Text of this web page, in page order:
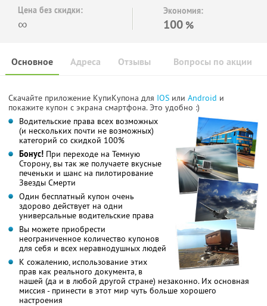
Цена без скидки:
∞
Экономия:
100 %
Основное Отзывы Вопросы по акции
Адреса
Скачайте приложение КупиКупона для IOS или Android и
покажите купон с экрана смартфона. Это удобно :)
Водительские права всех возможных
(и нескольких почти не возможных)
категорий со скидкой 100%
Бонус! При переходе на Темную
Сторону, вы так же получаете вкусные
печеньки и шанс на пилотирование
Звезды Смерти
Один бесплатный купон очень
здорово действует на одни
универсальные водительские права
Вы можете приобрести
неограниченное количество купонов
для себя и всех неравнодушных людей
К сожалению, использование этих
прав как реального документа, в
нашей (да и в любой другой стране) незаконно. Их основная
миссия - принести в этот мир чуть больше хорошего
настроения